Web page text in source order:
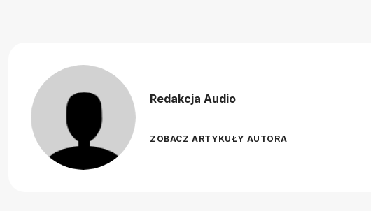
Redakcja Audio
ZOBACZ ARTYKUŁY AUTORA